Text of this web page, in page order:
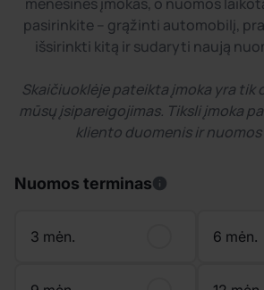
pasirinkite – grąžinti automobilį,
išsirinkti kitą ir sudaryti naują
Skaičiuoklėje pateikta įmoka yra tik
mūsų įsipareigojimas. Tiksli įmoka
kliento duomenis ir
Nuomos terminas
3 mėn. 6 mėn.